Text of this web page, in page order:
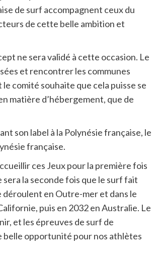
de surf accompagnent ceux du
de cette belle ambition et
ne sera validé à cette occasion. Le
et rencontrer les communes
comité souhaite que cela puisse se
matière d’hébergement, que de
son label à la Polynésie française, le
française.
ces Jeux pour la première fois
sera la seconde fois que le surf fait
déroulent en Outre-mer et dans le
puis en 2032 en Australie. Le
et les épreuves de surf de
belle opportunité pour nos athlètes